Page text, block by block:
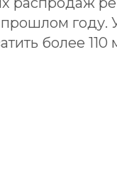
году.
более